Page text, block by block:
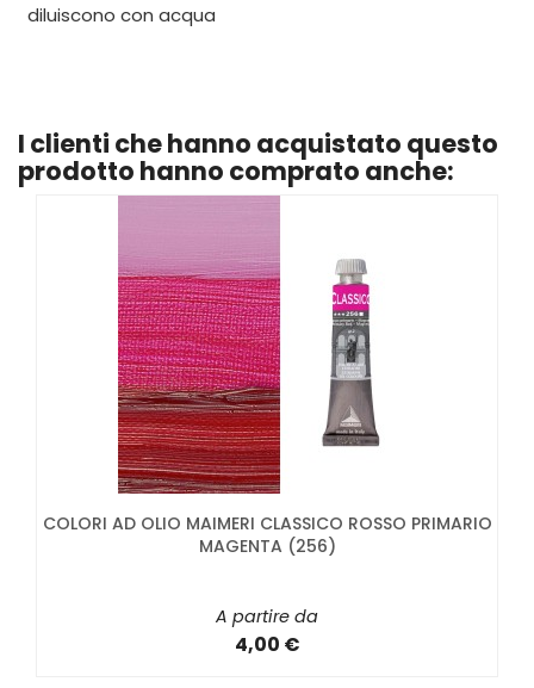
diluiscono con acqua
I clienti che hanno acquistato questo
prodotto hanno comprato anche:
COLORI AD OLIO MAIMERI CLASSICO ROSSO PRIMARIO
MAGENTA (256)
A partire da
4,00 €